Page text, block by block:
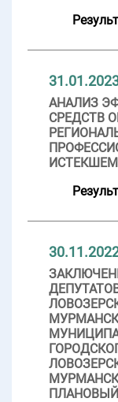
АНАЛИЗ
СРЕДСТВ
ИСТЕКШЕМ
ПЛАНОВЫЙ